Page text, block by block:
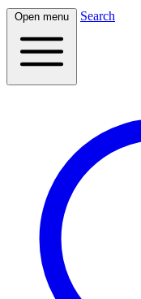
Open menu Search